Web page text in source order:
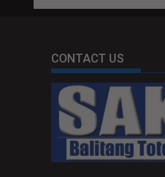
CONTACT US